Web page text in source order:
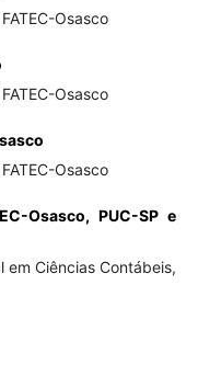
Osasco
Osasco
Osasco
Osasco, PUC-SP e
em Ciências Contábeis,